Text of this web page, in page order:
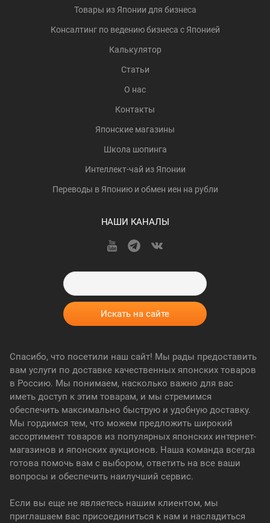
Товары из Японии для бизнеса
Консалтинг по ведению бизнеса с Японией
Калькулятор
Статьи
О нас
Контакты
Японские магазины
Школа шопинга
Интеллект-чай из Японии
Переводы в Японию и обмен иен на рубли
НАШИ КАНАЛЫ
Спасибо, что посетили наш сайт! Мы рады предоставить
вам услуги по доставке качественных японских товаров
в Россию. Мы понимаем, насколько важно для вас
иметь доступ к этим товарам, и мы стремимся
обеспечить максимально быструю и удобную доставку.
Мы гордимся тем, что можем предложить широкий
ассортимент товаров из популярных японских интернет-
магазинов и японских аукционов. Наша команда всегда
готова помочь вам с выбором, ответить на все ваши
вопросы и обеспечить наилучший сервис.
Если вы еще не являетесь нашим клиентом, мы
приглашаем вас присоединиться к нам и насладиться